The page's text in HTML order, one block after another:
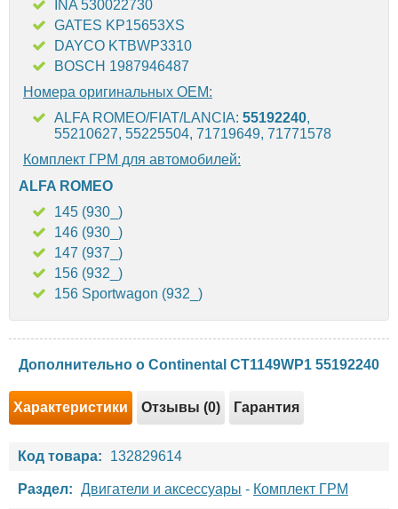
INA 530022730
GATES KP15653XS
DAYCO KTBWP3310
BOSCH 1987946487
Номера оригинальных OEM:
ALFA ROMEO/FIAT/LANCIA: 55192240,
55210627, 55225504, 71719649, 71771578
Комплект ГРМ для автомобилей:
ALFA ROMEO
145 (930_)
146 (930_)
147 (937_)
156 (932_)
156 Sportwagon (932_)
Дополнительно о Continental CT1149WP1 55192240
Характеристики Отзывы (0) Гарантия
Код товара: 132829614
Раздел: Двигатели и аксессуары - Комплект ГРМ